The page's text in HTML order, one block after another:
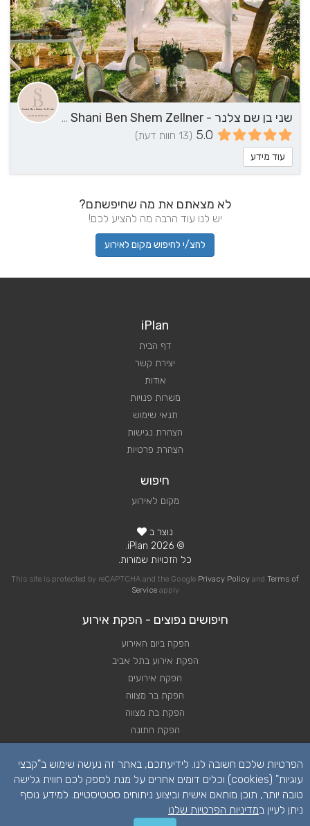
שני בן שם צלנר - Shani Ben Shem Zellner - הפקה, ליווי וייעוץ
5.0 (13 חוות דעת)
עוד מידע
לא מצאתם את מה שחיפשתם?
יש לנו עוד הרבה מה להציע לכם!
לחצ/י לחיפוש מקום לאירוע
iPlan
דף הבית
יצירת קשר
אודות
משרות פנויות
תנאי שימוש
הצהרת נגישות
הצהרת פרטיות
חיפוש
מקום לאירוע
נוצר ב
© 2026 iPlan.
כל הזכויות שמורות.
This site is protected by reCAPTCHA and the Google Privacy Policy and Terms of
Serviceapply
חיפושים נפוצים - הפקת אירוע
הפקה ביום האירוע
הפקת אירוע בתל אביב
הפקת אירועים
הפקת בר מצווה
הפקת בת מצווה
הפקת חתונה
מפיק לאירוע
הפרטיות שלכם חשובה לנו. לידיעתכם, באתר זה נעשה שימוש ב"קבצי
עוגיות" (cookies) וכלים דומים אחרים על מנת לספק לכם חווית גלישה
טובה יותר, תוכן מותאם אישית וביצוע ניתוחים סטטיסטיים. למידע נוסף
ניתן לעיין במדיניות הפרטיות שלנו